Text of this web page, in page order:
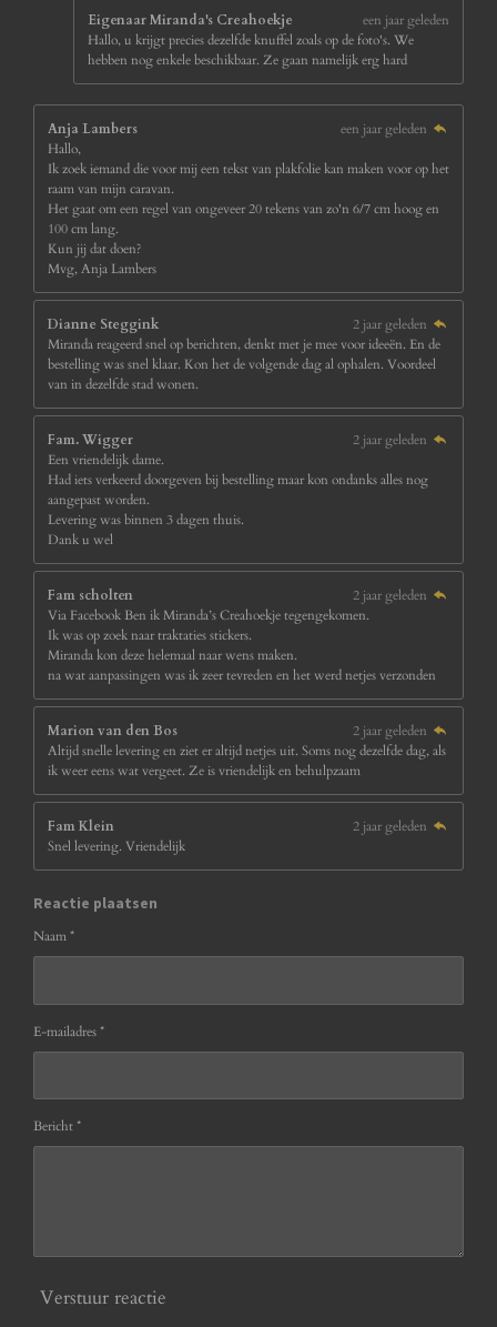
Eigenaar Miranda's Creahoekje
een jaar geleden
Hallo, u krijgt precies dezelfde knuffel zoals op de foto's. We
hebben nog enkele beschikbaar. Ze gaan namelijk erg hard
Anja Lambers
een jaar geleden
Hallo,
Ik zoek iemand die voor mij een tekst van plakfolie kan maken voor op het
raam van mijn caravan.
Het gaat om een regel van ongeveer 20 tekens van zo'n 6/7 cm hoog en
100 cm lang.
Kun jij dat doen?
Mvg, Anja Lambers
Dianne Steggink
2 jaar geleden
Miranda reageerd snel op berichten, denkt met je mee voor ideeën. En de
bestelling was snel klaar. Kon het de volgende dag al ophalen. Voordeel
van in dezelfde stad wonen.
Fam. Wigger
2 jaar geleden
Een vriendelijk dame.
Had iets verkeerd doorgeven bij bestelling maar kon ondanks alles nog
aangepast worden.
Levering was binnen 3 dagen thuis.
Dank u wel
Fam scholten
2 jaar geleden
Via Facebook Ben ik Miranda’s Creahoekje tegengekomen.
Ik was op zoek naar traktaties stickers.
Miranda kon deze helemaal naar wens maken.
na wat aanpassingen was ik zeer tevreden en het werd netjes verzonden
Marion van den Bos
2 jaar geleden
Altijd snelle levering en ziet er altijd netjes uit. Soms nog dezelfde dag, als
ik weer eens wat vergeet. Ze is vriendelijk en behulpzaam
Fam Klein
2 jaar geleden
Snel levering. Vriendelijk
Reactie plaatsen
Naam *
E-mailadres *
Bericht *
Verstuur reactie